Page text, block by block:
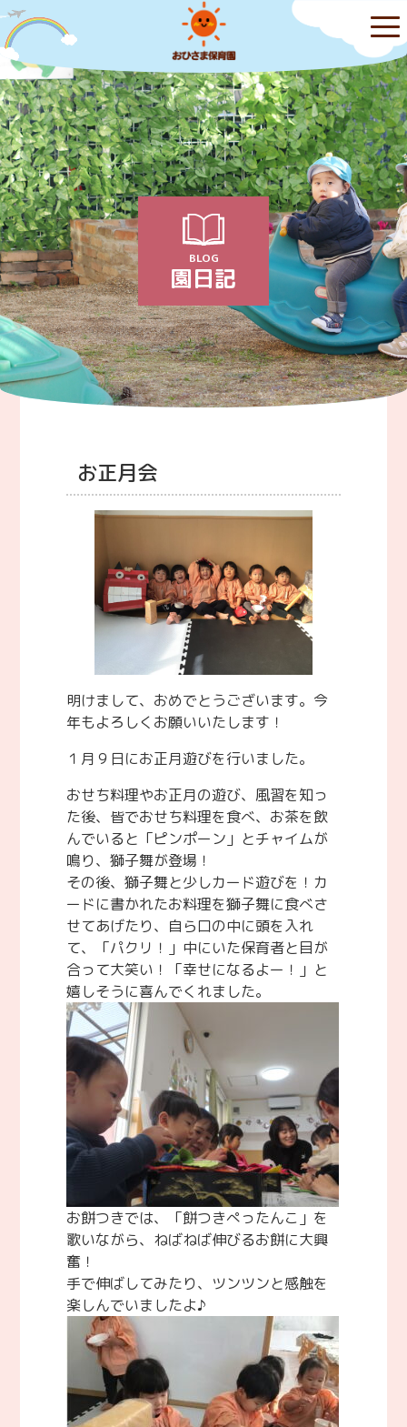
BLOG
園日記
お正月会
明けまして、おめでとうございます。今
年もよろしくお願いいたします！
１月９日にお正月遊びを行いました。
おせち料理やお正月の遊び、風習を知っ
た後、皆でおせち料理を食べ、お茶を飲
んでいると「ピンポーン」とチャイムが
鳴り、獅子舞が登場！
その後、獅子舞と少しカード遊びを！カ
ードに書かれたお料理を獅子舞に食べさ
せてあげたり、自ら口の中に頭を入れ
て、「パクリ！」中にいた保育者と目が
合って大笑い！「幸せになるよー！」と
嬉しそうに喜んでくれました。
お餅つきでは、「餅つきぺったんこ」を
歌いながら、ねばねば伸びるお餅に大興
奮！
手で伸ばしてみたり、ツンツンと感触を
楽しんでいましたよ♪